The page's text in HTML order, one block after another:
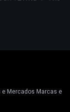
e Mercados Marcas e